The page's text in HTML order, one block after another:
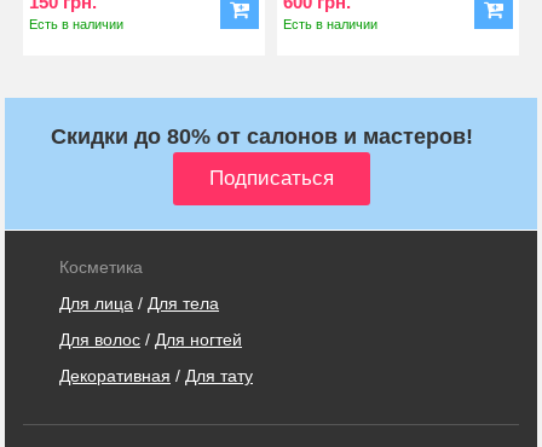
Есть в наличии Есть в наличии
Скидки до 80% от салонов и мастеров!
Косметика
Для лица / Для тела
Для волос / Для ногтей
Декоративная / Для тату